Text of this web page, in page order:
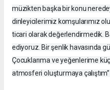
müzikten başka bir konu
dinleyicilerimiz komşularımız
ticari olarak değerlendirmedik.
ediyoruz. Bir şenlik havasında
Çocuklarıma ve yeğenlerime
atmosferi oluşturmaya çalıştım”